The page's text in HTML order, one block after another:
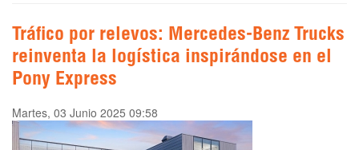
Tráfico por relevos: Mercedes-Benz Trucks
reinventa la logística inspirándose en el
Pony Express
Martes, 03 Junio 2025 09:58